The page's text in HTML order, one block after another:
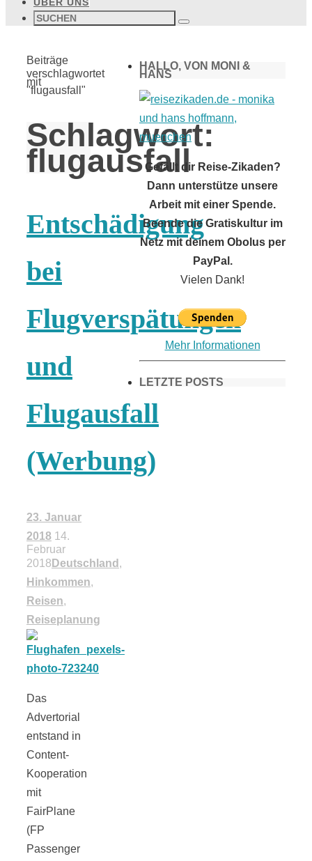
Suchen
nach: Suchen
Start
Beiträge
verschlagwortet
mit
"flugausfall"
Schlagwort:
flugausfall
Entschädigung
bei
Flugverspätungen
und
Flugausfall
(Werbung)
23. Januar
2018 14.
Februar
2018 Deutschland ,
Hinkommen,
Reisen,
Reiseplanung
Das
Advertorial
entstand in
Content-
Kooperation
mit
FairPlane
(FP
Passenger
HALLO, VON MONI &
HANS
Gefällt dir Reise-Zikaden?
Dann unterstütze unsere
Arbeit mit einer Spende.
Beende die Gratiskultur im
Netz mit deinem Obolus per
PayPal.
Vielen Dank!
Mehr Informationen
LETZTE POSTS
München &